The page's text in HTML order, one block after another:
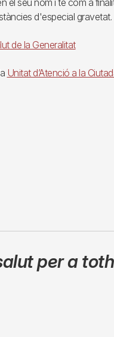
el seu nom i té com a
d'especial gravetat.
de la Generalitat
Unitat d’Atenció a la
per a